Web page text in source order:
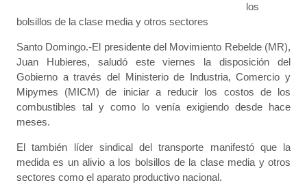
los
bolsillos de la clase media y otros sectores
Santo Domingo.-El presidente del Movimiento Rebelde (MR),
Juan Hubieres, saludó este viernes la disposición del
Gobierno a través del Ministerio de Industria, Comercio y
Mipymes (MICM) de iniciar a reducir los costos de los
combustibles tal y como lo venía exigiendo desde hace
meses.
El también líder sindical del transporte manifestó que la
medida es un alivio a los bolsillos de la clase media y otros
sectores como el aparato productivo nacional.